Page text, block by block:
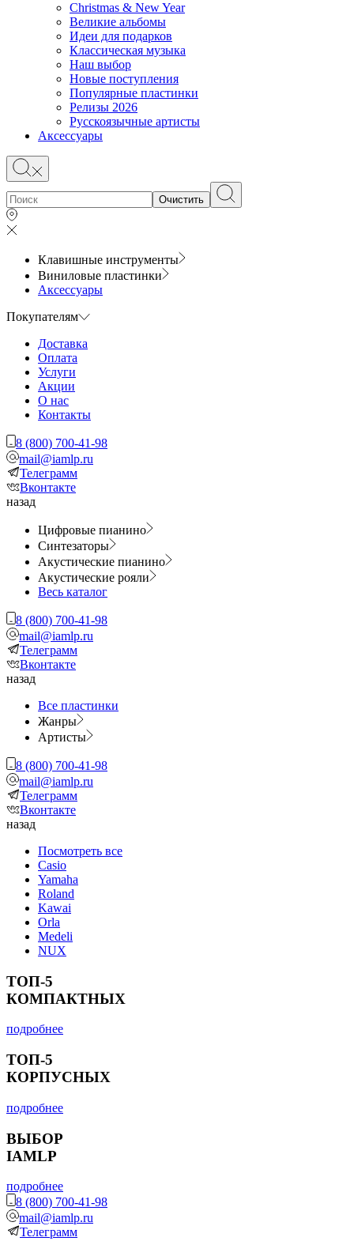
Christmas & New Year
Великие альбомы
Идеи для подарков
Классическая музыка
Наш выбор
Новые поступления
Популярные пластинки
Релизы 2026
Русскоязычные артисты
Аксессуары
Очистить
Клавишные инструменты
Виниловые пластинки
Аксессуары
Покупателям
Доставка
Оплата
Услуги
Акции
О нас
Контакты
8 (800) 700-41-98
mail@iamlp.ru
Телеграмм
Вконтакте
назад
Цифровые пианино
Синтезаторы
Акустические пианино
Акустические рояли
Весь каталог
8 (800) 700-41-98
mail@iamlp.ru
Телеграмм
Вконтакте
назад
Все пластинки
Жанры
Артисты
8 (800) 700-41-98
mail@iamlp.ru
Телеграмм
Вконтакте
назад
Посмотреть все
Casio
Yamaha
Roland
Kawai
Orla
Medeli
NUX
ТОП-5
КОМПАКТНЫХ
подробнее
ТОП-5
КОРПУСНЫХ
подробнее
ВЫБОР
IAMLP
подробнее
8 (800) 700-41-98
mail@iamlp.ru
Телеграмм